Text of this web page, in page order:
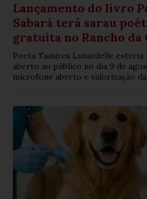
Lançamento do livro
Sabará terá sarau
gratuita no Rancho
Poeta Tamires Lunardelle
aberto ao público no dia 9 de
microfone aberto e valorização